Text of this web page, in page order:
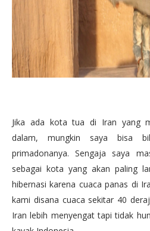
Jika ada kota tua di Iran yang
dalam, mungkin saya bisa
primadonanya. Sengaja saya
sebagai kota yang akan paling
hibernasi karena cuaca panas di
kami disana cuaca sekitar 40
Iran lebih menyengat tapi tidak